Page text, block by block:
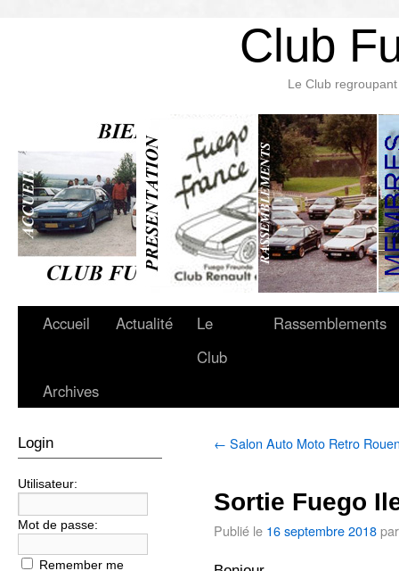
Club
Le Club
Accueil Actualité
Le
Club
Rassemblements
Archives
Login
Utilisateur:
Mot de passe:
Remember me
← Salon Auto Moto Retro
Sortie Fuego
Publié le 16 septembre 2018par